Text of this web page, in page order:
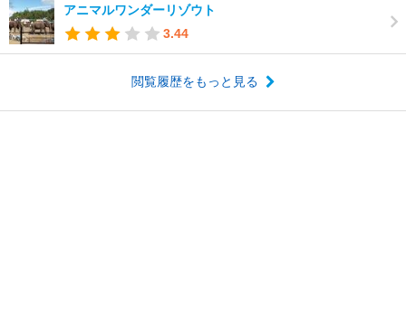
アニマルワンダーリゾウト
3.44
閲覧履歴をもっと見る